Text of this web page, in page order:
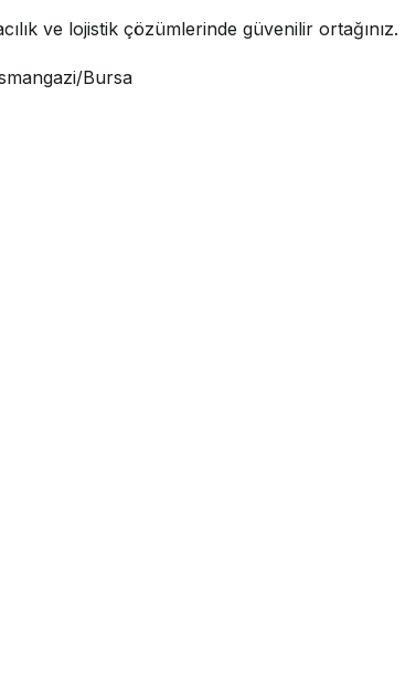
ve lojistik çözümlerinde güvenilir ortağınız.
Bursa